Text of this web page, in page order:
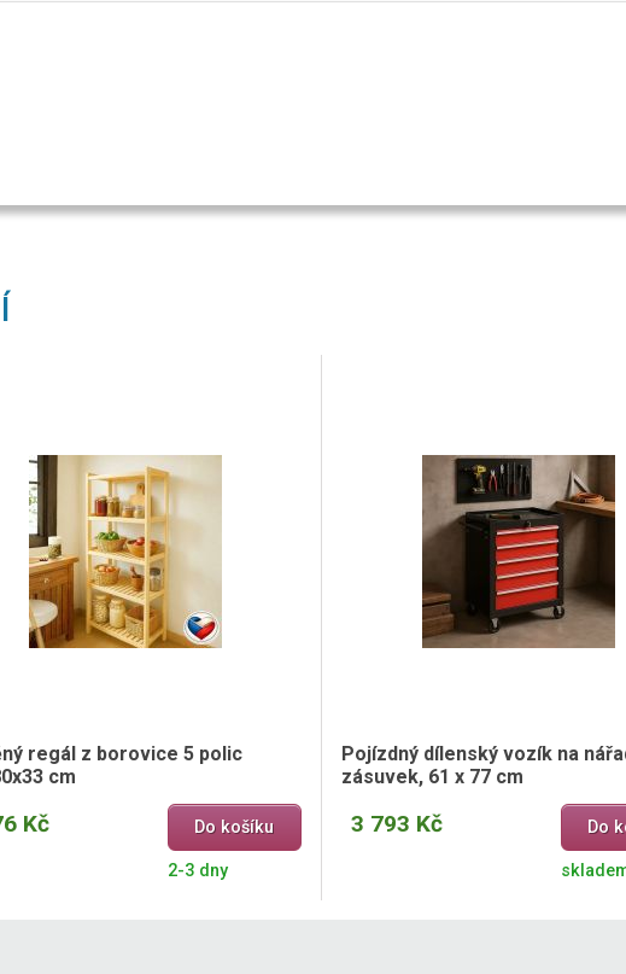
regál z borovice 5 polic
cm
Kč Do košíku
2-3 dny
Pojízdný dílenský vozík na
zásuvek, 61 x 77 cm
3 793 Kč Do